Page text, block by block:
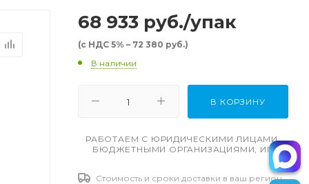
68 933 руб./упак
(с НДС 5% – 72 380 руб.)
В наличии
В КОРЗИНУ
РАБОТАЕМ С ЮРИДИЧЕСКИМИ ЛИЦАМИ,
БЮДЖЕТНЫМИ ОРГАНИЗАЦИЯМИ, ИП
Стоимость и сроки доставки в ваш регион